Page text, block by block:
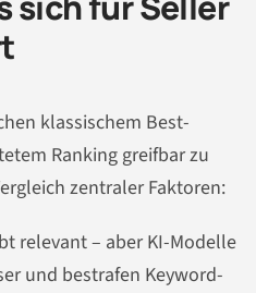
klassischem Best-
Ranking greifbar zu
zentraler Faktoren:
relevant – aber KI-Modelle
und bestrafen Keyword-